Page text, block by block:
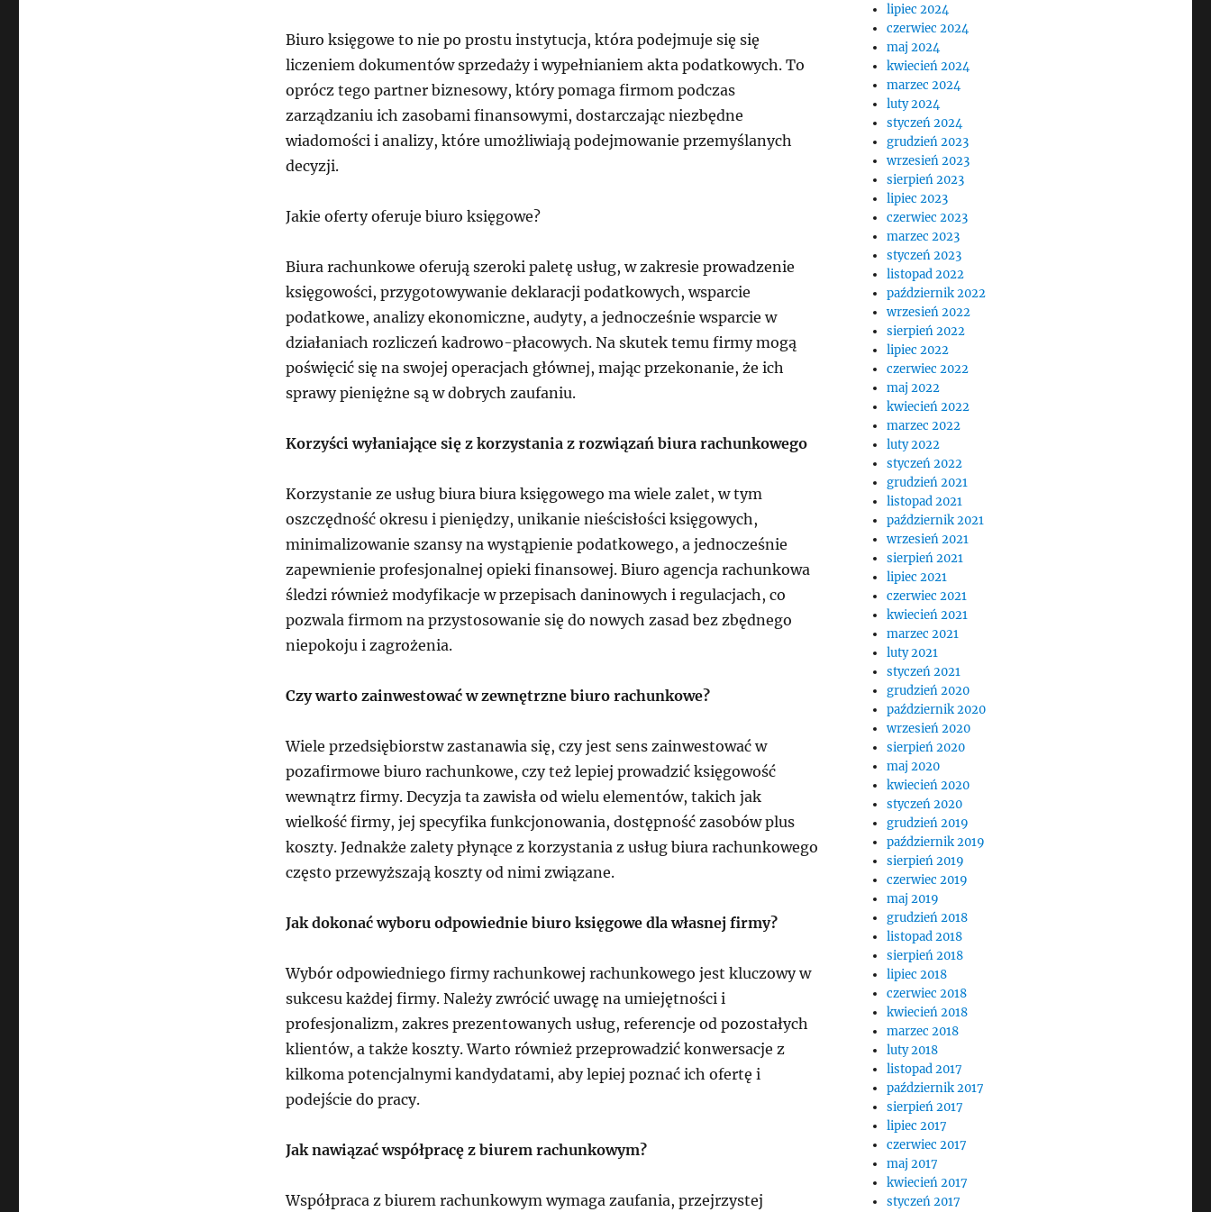
Biuro księgowe to nie po prostu instytucja, która podejmuje się się
liczeniem dokumentów sprzedaży i wypełnianiem akta podatkowych. To
oprócz tego partner biznesowy, który pomaga firmom podczas
zarządzaniu ich zasobami finansowymi, dostarczając niezbędne
wiadomości i analizy, które umożliwiają podejmowanie przemyślanych
decyzji.
Jakie oferty oferuje biuro księgowe?
Biura rachunkowe oferują szeroki paletę usług, w zakresie prowadzenie
księgowości, przygotowywanie deklaracji podatkowych, wsparcie
podatkowe, analizy ekonomiczne, audyty, a jednocześnie wsparcie w
działaniach rozliczeń kadrowo-płacowych. Na skutek temu firmy mogą
poświęcić się na swojej operacjach głównej, mając przekonanie, że ich
sprawy pieniężne są w dobrych zaufaniu.
Korzyści wyłaniające się z korzystania z rozwiązań biura rachunkowego
Korzystanie ze usług biura biura księgowego ma wiele zalet, w tym
oszczędność okresu i pieniędzy, unikanie nieścisłości księgowych,
minimalizowanie szansy na wystąpienie podatkowego, a jednocześnie
zapewnienie profesjonalnej opieki finansowej. Biuro agencja rachunkowa
śledzi również modyfikacje w przepisach daninowych i regulacjach, co
pozwala firmom na przystosowanie się do nowych zasad bez zbędnego
niepokoju i zagrożenia.
Czy warto zainwestować w zewnętrzne biuro rachunkowe?
Wiele przedsiębiorstw zastanawia się, czy jest sens zainwestować w
pozafirmowe biuro rachunkowe, czy też lepiej prowadzić księgowość
wewnątrz firmy. Decyzja ta zawisła od wielu elementów, takich jak
wielkość firmy, jej specyfika funkcjonowania, dostępność zasobów plus
koszty. Jednakże zalety płynące z korzystania z usług biura rachunkowego
często przewyższają koszty od nimi związane.
Jak dokonać wyboru odpowiednie biuro księgowe dla własnej firmy?
Wybór odpowiedniego firmy rachunkowej rachunkowego jest kluczowy w
sukcesu każdej firmy. Należy zwrócić uwagę na umiejętności i
profesjonalizm, zakres prezentowanych usług, referencje od pozostałych
klientów, a także koszty. Warto również przeprowadzić konwersacje z
kilkoma potencjalnymi kandydatami, aby lepiej poznać ich ofertę i
podejście do pracy.
Jak nawiązać współpracę z biurem rachunkowym?
Współpraca z biurem rachunkowym wymaga zaufania, przejrzystej
lipiec 2024
czerwiec 2024
maj 2024
kwiecień 2024
marzec 2024
luty 2024
styczeń 2024
grudzień 2023
wrzesień 2023
sierpień 2023
lipiec 2023
czerwiec 2023
marzec 2023
styczeń 2023
listopad 2022
październik 2022
wrzesień 2022
sierpień 2022
lipiec 2022
czerwiec 2022
maj 2022
kwiecień 2022
marzec 2022
luty 2022
styczeń 2022
grudzień 2021
listopad 2021
październik 2021
wrzesień 2021
sierpień 2021
lipiec 2021
czerwiec 2021
kwiecień 2021
marzec 2021
luty 2021
styczeń 2021
grudzień 2020
październik 2020
wrzesień 2020
sierpień 2020
maj 2020
kwiecień 2020
styczeń 2020
grudzień 2019
październik 2019
sierpień 2019
czerwiec 2019
maj 2019
grudzień 2018
listopad 2018
sierpień 2018
lipiec 2018
czerwiec 2018
kwiecień 2018
marzec 2018
luty 2018
listopad 2017
październik 2017
sierpień 2017
lipiec 2017
czerwiec 2017
maj 2017
kwiecień 2017
styczeń 2017